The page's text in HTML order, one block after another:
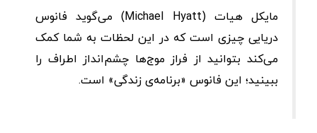
مایکل هیات (Michael Hyatt) می‌گوید فانوس
دریایی چیزی است که در این لحظات به شما کمک
می‌کند بتوانید از فراز موج‌ها چشم‌انداز اطراف را
ببینید؛ این فانوس «برنامه‌ی زندگی» است.